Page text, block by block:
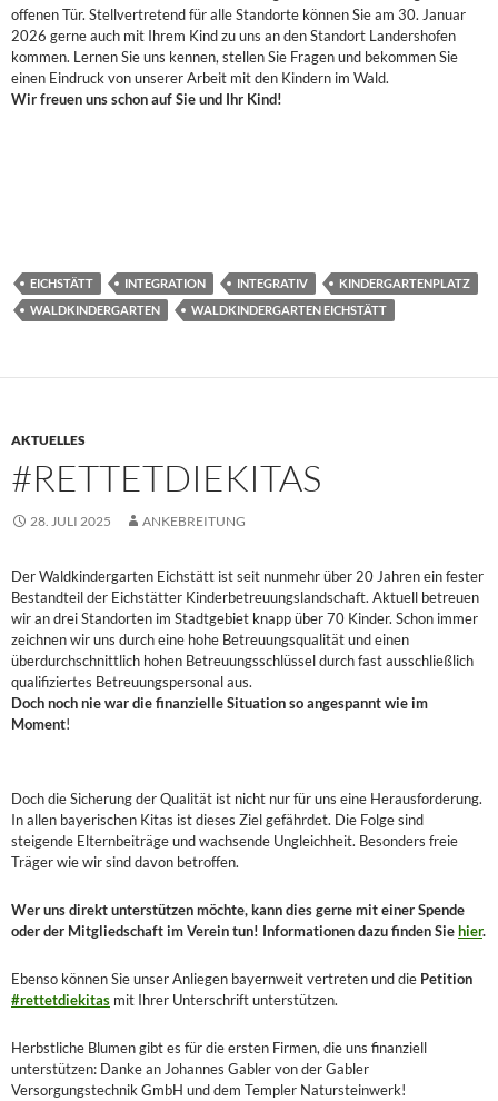
offenen Tür. Stellvertretend für alle Standorte können Sie am 30. Januar
2026 gerne auch mit Ihrem Kind zu uns an den Standort Landershofen
kommen. Lernen Sie uns kennen, stellen Sie Fragen und bekommen Sie
einen Eindruck von unserer Arbeit mit den Kindern im Wald.
Wir freuen uns schon auf Sie und Ihr Kind!
EICHSTÄTT INTEGRATION INTEGRATIV
KINDERGARTENPLATZ
WALDKINDERGARTEN
WALDKINDERGARTEN EICHSTÄTT
AKTUELLES
#RETTETDIEKITAS
28. JULI 2025 ANKEBREITUNG
Der Waldkindergarten Eichstätt ist seit nunmehr über 20 Jahren ein fester
Bestandteil der Eichstätter Kinderbetreuungslandschaft. Aktuell betreuen
wir an drei Standorten im Stadtgebiet knapp über 70 Kinder. Schon immer
zeichnen wir uns durch eine hohe Betreuungsqualität und einen
überdurchschnittlich hohen Betreuungsschlüssel durch fast ausschließlich
qualifiziertes Betreuungspersonal aus.
Doch noch nie war die finanzielle Situation so angespannt wie im
Moment!
Doch die Sicherung der Qualität ist nicht nur für uns eine Herausforderung.
In allen bayerischen Kitas ist dieses Ziel gefährdet. Die Folge sind
steigende Elternbeiträge und wachsende Ungleichheit. Besonders freie
Träger wie wir sind davon betroffen.
Wer uns direkt unterstützen möchte, kann dies gerne mit einer Spende
oder der Mitgliedschaft im Verein tun! Informationen dazu finden Siehier.
Ebenso können Sie unser Anliegen bayernweit vertreten und die Petition
#rettetdiekitas mit Ihrer Unterschrift unterstützen.
Herbstliche Blumen gibt es für die ersten Firmen, die uns finanziell
unterstützen: Danke an Johannes Gabler von der Gabler
Versorgungstechnik GmbH und dem Templer Natursteinwerk!